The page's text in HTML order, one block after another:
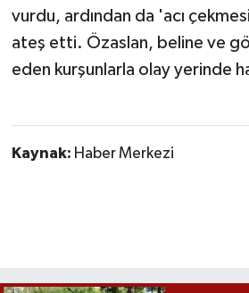
vurdu, ardından da 'acı
ateş etti. Özaslan, beline ve
eden kurşunlarla olay yerinde
Kaynak: Haber Merkezi
Sağlık
Ulusal